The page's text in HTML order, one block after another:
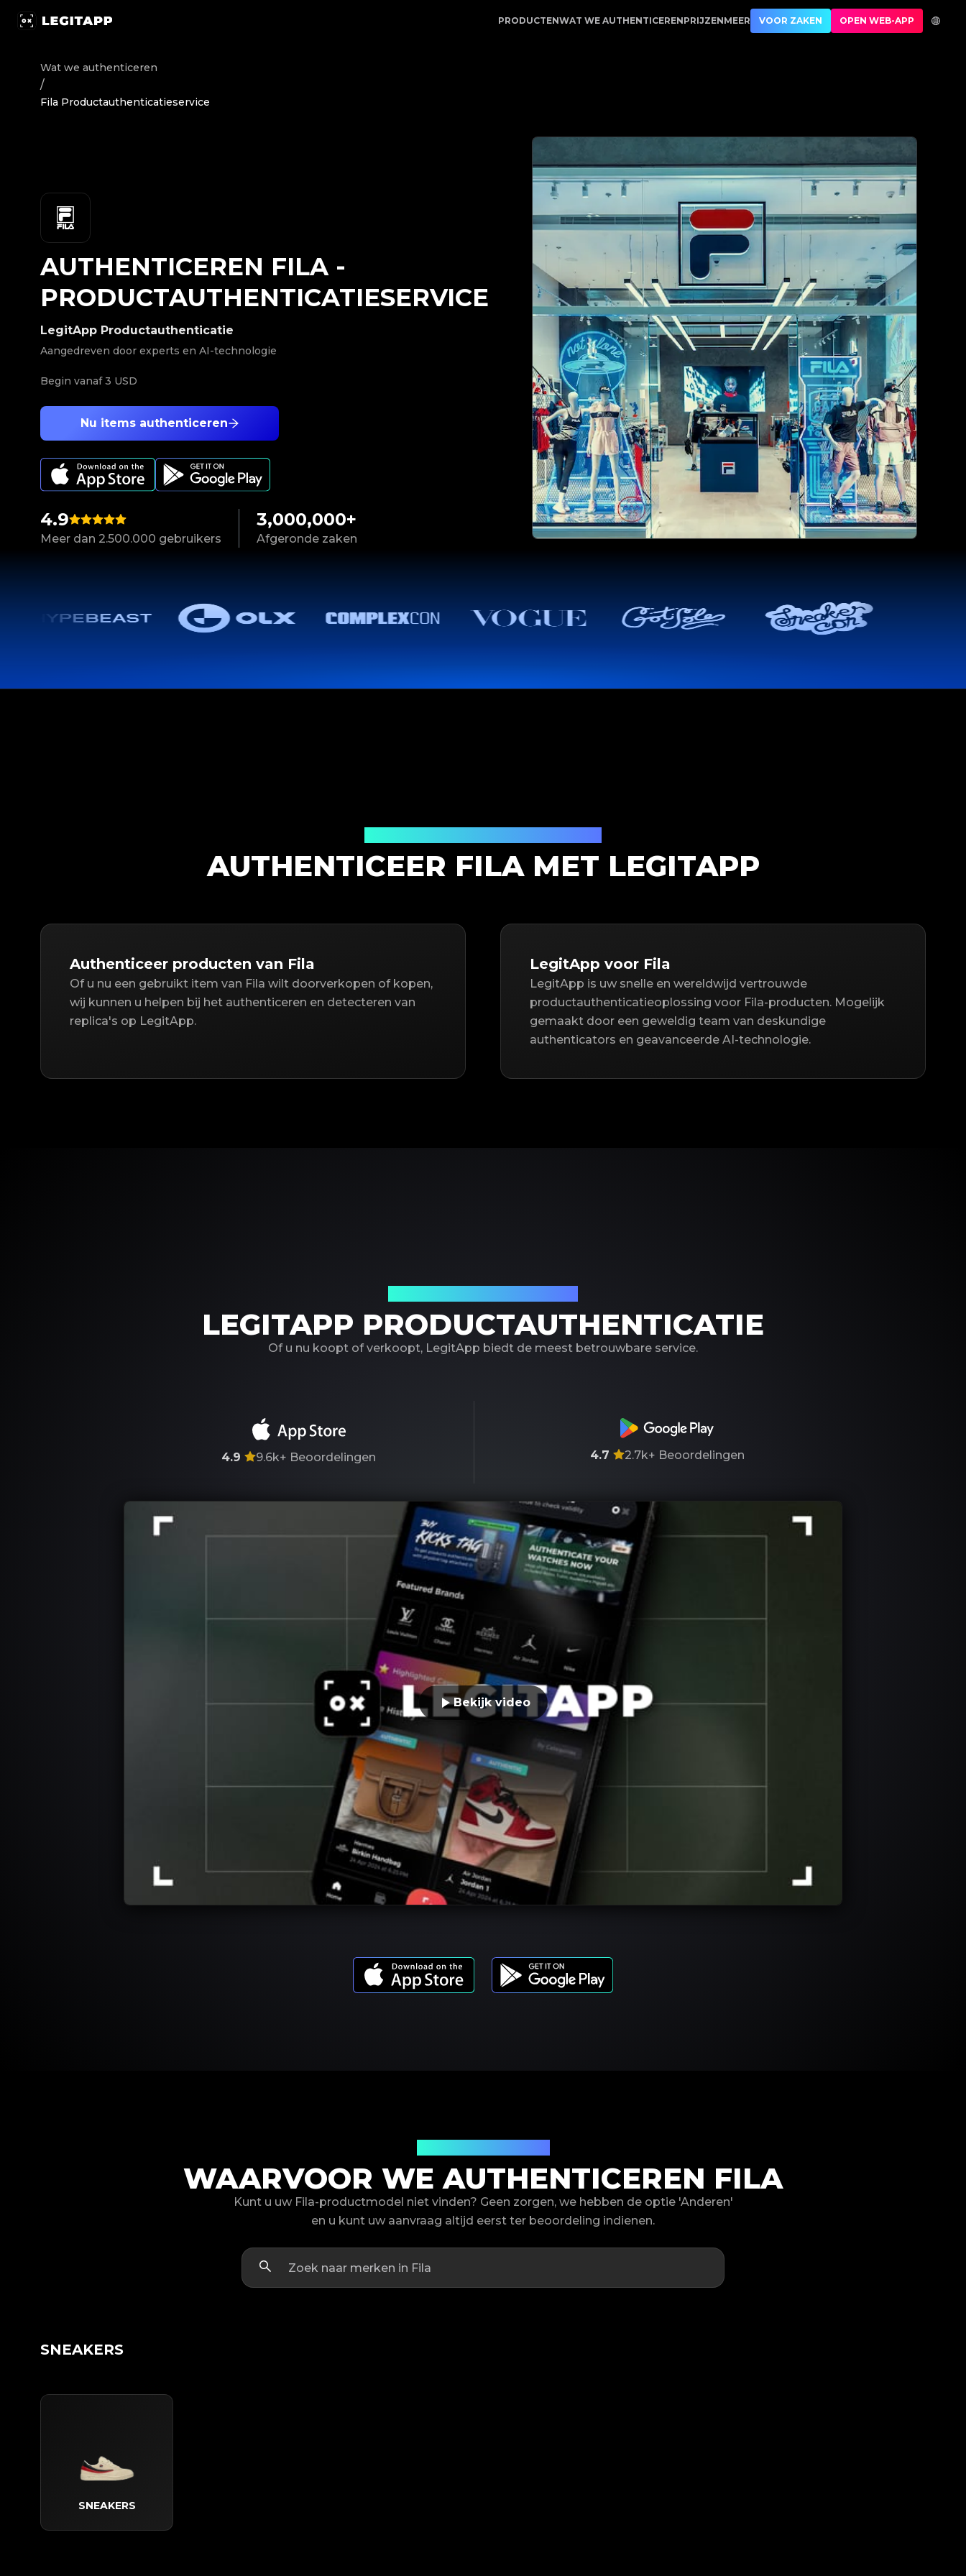
Authenticeren Fila - Productauthenticatieservice | LegitApp | Uw betrouwbare partner voor luxe productauthenticatie | No.1 Best Authentication
PRODUCTENWAT WE AUTHENTICERENPRIJZENMEER VOOR ZAKEN OPEN WEB-APP
Wat we authenticeren
/
Fila Productauthenticatieservice
4.9
Meer dan 2.500.000 gebruikers
3,000,000+
Afgeronde zaken
Nu items authenticeren
LegitApp Productauthenticatie
Aangedreven door experts en AI-technologie
Begin vanaf3 USD
AUTHENTICEREN FILA-
PRODUCTAUTHENTICATIESERVICE
AUTHENTICEER FILA MET LEGITAPP
Authenticeer producten van Fila
Of u nu een gebruikt item van Fila wilt doorverkopen of kopen,
wij kunnen u helpen bij het authenticeren en detecteren van
replica's op LegitApp.
LegitApp voor Fila
LegitApp is uw snelle en wereldwijd vertrouwde
productauthenticatieoplossing voor Fila-producten. Mogelijk
gemaakt door een geweldig team van deskundige
authenticators en geavanceerde AI-technologie.
LEGITAPP PRODUCTAUTHENTICATIE
Of u nu koopt of verkoopt, LegitApp biedt de meest betrouwbare service.
4.9 9.6k+ Beoordelingen 4.7 2.7k+ Beoordelingen
Bekijk video
WAARVOOR WE AUTHENTICEREN FILA
Kunt u uw Fila-productmodel niet vinden? Geen zorgen, we hebben de optie 'Anderen'
en u kunt uw aanvraag altijd eerst ter beoordeling indienen.
SNEAKERS
SNEAKERS